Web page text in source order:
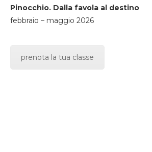
Pinocchio. Dalla favola al destino
febbraio – maggio 2026
prenota la tua classe